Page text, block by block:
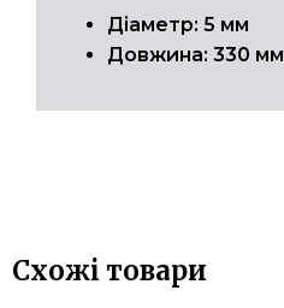
Діаметр: 5 мм
Довжина: 330 мм
Схожі товари